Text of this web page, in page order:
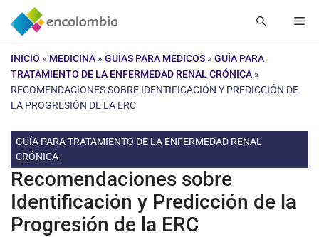
Saltar
INICIO » MEDICINA » GUÍAS PARA MÉDICOS » GUÍA PARA
TRATAMIENTO DE LA ENFERMEDAD RENAL CRÓNICA »
RECOMENDACIONES SOBRE IDENTIFICACIÓN Y PREDICCIÓN DE
LA PROGRESIÓN DE LA ERC
GUÍA PARA TRATAMIENTO DE LA ENFERMEDAD RENAL
CRÓNICA
Recomendaciones sobre
Identificación y Predicción de la
Progresión de la ERC